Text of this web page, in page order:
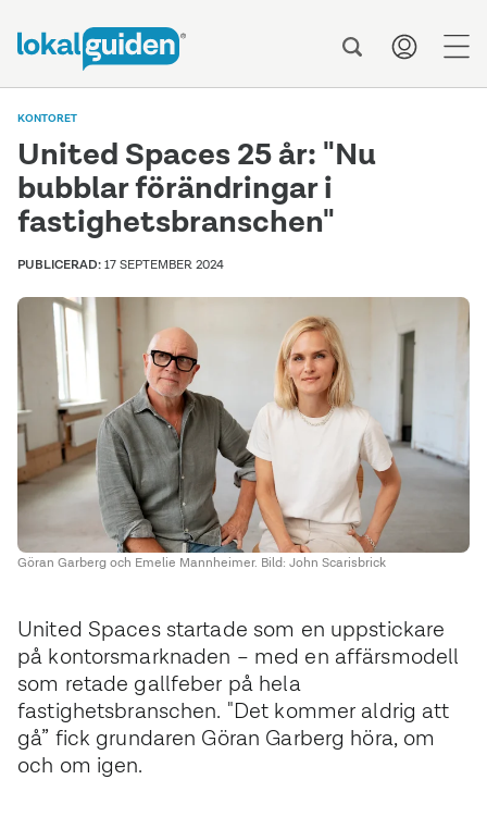
KONTORET
United Spaces 25 år: "Nu
bubblar förändringar i
fastighetsbranschen"
PUBLICERAD:17 SEPTEMBER 2024
United Spaces startade som en uppstickare
på kontorsmarknaden – med en affärsmodell
som retade gallfeber på hela
fastighetsbranschen. "Det kommer aldrig att
gå” fick grundaren Göran Garberg höra, om
och om igen.
Göran Garberg och Emelie Mannheimer. Bild: John Scarisbrick